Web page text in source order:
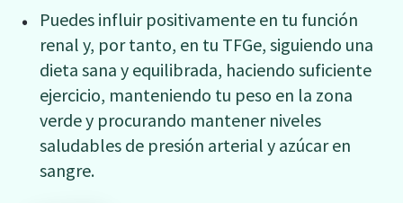
Puedes influir positivamente en tu función
renal y, por tanto, en tu TFGe, siguiendo una
dieta sana y equilibrada, haciendo suficiente
ejercicio, manteniendo tu peso en la zona
verde y procurando mantener niveles
saludables de presión arterial y azúcar en
sangre.